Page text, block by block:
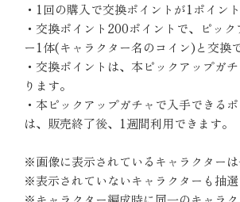
・1回の購入で交換ポイントが1ポイン
・交換ポイント200ポイントで、ピッ
ー1体(キャラクター名のコイン)と交換
・交換ポイントは、本ピックアップガ
ります。
・本ピックアップガチャで入手できる
は、販売終了後、1週間利用できます。
※画像に表示されているキャラクターは
※表示されていないキャラクターも抽選